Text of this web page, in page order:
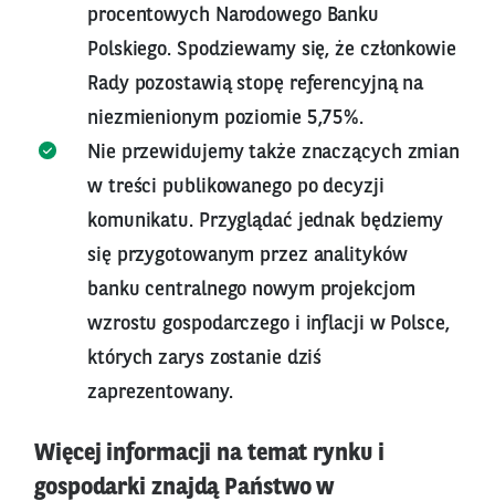
procentowych Narodowego Banku
Polskiego. Spodziewamy się, że członkowie
Rady pozostawią stopę referencyjną na
niezmienionym poziomie 5,75%.
Nie przewidujemy także znaczących zmian
w treści publikowanego po decyzji
komunikatu. Przyglądać jednak będziemy
się przygotowanym przez analityków
banku centralnego nowym projekcjom
wzrostu gospodarczego i inflacji w Polsce,
których zarys zostanie dziś
zaprezentowany.
Więcej informacji na temat rynku i
gospodarki znajdą Państwo w